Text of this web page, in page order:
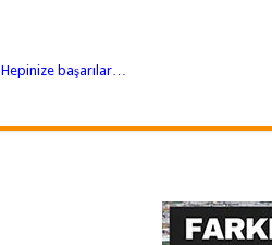
Hepinize başarılar…